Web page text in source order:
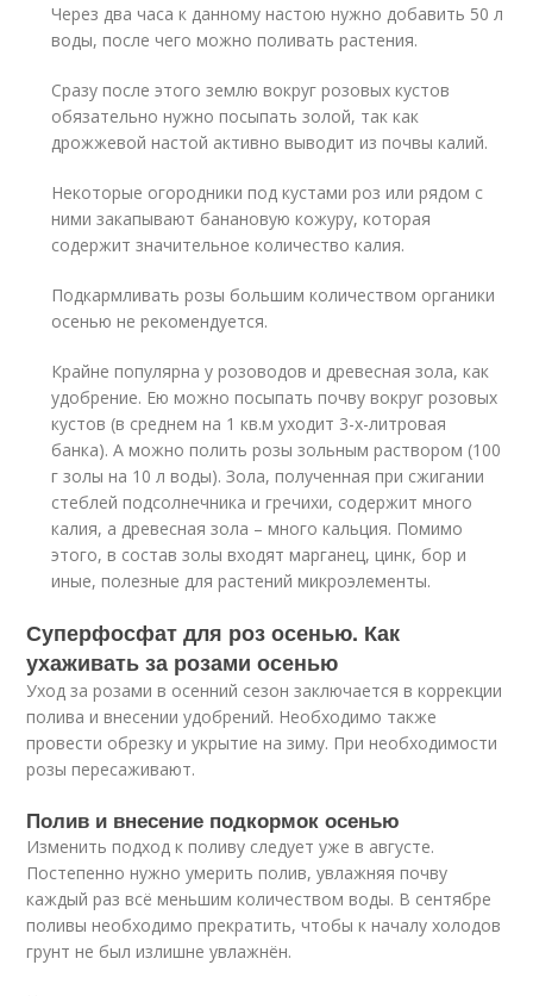
Через два часа к данному настою нужно добавить 50 л
воды, после чего можно поливать растения.
Сразу после этого землю вокруг розовых кустов
обязательно нужно посыпать золой, так как
дрожжевой настой активно выводит из почвы калий.
Некоторые огородники под кустами роз или рядом с
ними закапывают банановую кожуру, которая
содержит значительное количество калия.
Подкармливать розы большим количеством органики
осенью не рекомендуется.
Крайне популярна у розоводов и древесная зола, как
удобрение. Ею можно посыпать почву вокруг розовых
кустов (в среднем на 1 кв.м уходит 3-х-литровая
банка). А можно полить розы зольным раствором (100
г золы на 10 л воды). Зола, полученная при сжигании
стеблей подсолнечника и гречихи, содержит много
калия, а древесная зола – много кальция. Помимо
этого, в состав золы входят марганец, цинк, бор и
иные, полезные для растений микроэлементы.
Суперфосфат для роз осенью. Как
ухаживать за розами осенью
Уход за розами в осенний сезон заключается в коррекции
полива и внесении удобрений. Необходимо также
провести обрезку и укрытие на зиму. При необходимости
розы пересаживают.
Полив и внесение подкормок осенью
Изменить подход к поливу следует уже в августе.
Постепенно нужно умерить полив, увлажняя почву
каждый раз всё меньшим количеством воды. В сентябре
поливы необходимо прекратить, чтобы к началу холодов
грунт не был излишне увлажнён.